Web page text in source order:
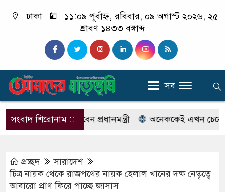
ঢাকা
১১:০৯ পূর্বাহ্ন, রবিবার, ০৯ অগাস্ট ২০২৬, ২৫
শ্রাবণ ১৪৩৩ বঙ্গাব্দ
সব
সংবাদ শিরোনাম ::
কক্সবাজারে যাবেন প্রধানমন্ত্রী অনেককেই এখন চেনেন না
প্রচ্ছদ
সারাদেশ
চিত্র নায়ক থেকে রাজপথের নায়ক হেলাল খানের দক্ষ নেতৃত্বে
আবারো প্রাণ ফিরে পাচ্ছে জাসাস